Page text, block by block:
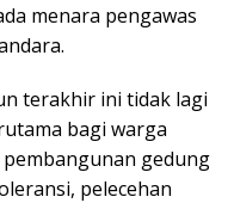
menara pengawas
terakhir ini tidak lagi
bagi warga
gedung
pelecehan